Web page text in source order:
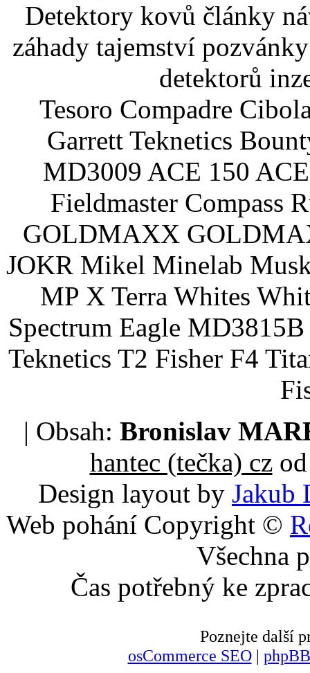
Detektory kovů články
záhady tajemství
detektorů
Tesoro Compadre
Garrett Teknetics
MD3009 ACE 150
Fieldmaster Compass
GOLDMAXX
JOKR Mikel Minelab
MP X Terra Whites
Spectrum Eagle
Teknetics T2 Fisher F4
| Obsah: Bronislav
hantec (tečka) czod
Design layout by Jakub
Web pohání Copyright ©
Všechna
Čas potřebný ke
Poznejte další
osCommerce SEO|